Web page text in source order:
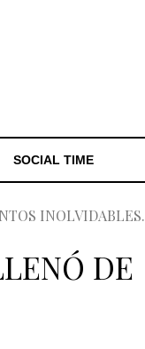
SOCIAL TIME
INOLVIDABLES.
DE